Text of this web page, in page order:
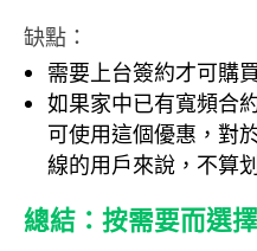
缺點：
需要上台簽約才可購
如果家中已有寬頻合
可使用這個優惠，對
線的用戶來說，不算
總結：按需要而選擇